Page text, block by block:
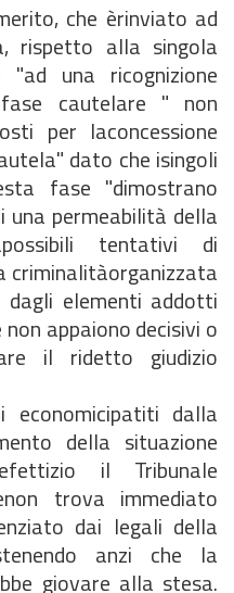
che èrinviato ad
rispetto alla singola
una ricognizione
cautelare " non
per laconcessione
dato che isingoli
fase "dimostrano
una permeabilità della
tentativi di
criminalitàorganizzata
elementi addotti
appaiono decisivi o
il ridetto giudizio
economicipatiti dalla
della situazione
il Tribunale
trova immediato
dai legali della
anzi che la
giovare alla stesa.